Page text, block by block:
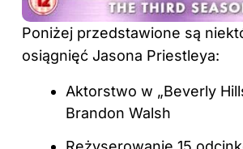
Poniżej przedstawione są
osiągnięć Jasona Priestleya:
Aktorstwo w „Beverly
Brandon Walsh